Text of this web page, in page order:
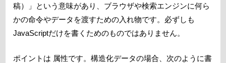
稿）」という意味があり、ブラウザや検索エンジンに何ら
かの命令やデータを渡すための入れ物です。必ずしも
JavaScriptだけを書くためのものではありません。
ポイントは 属性です。構造化データの場合、次のように書